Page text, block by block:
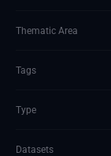
Thematic Area
Tags
Type
Datasets